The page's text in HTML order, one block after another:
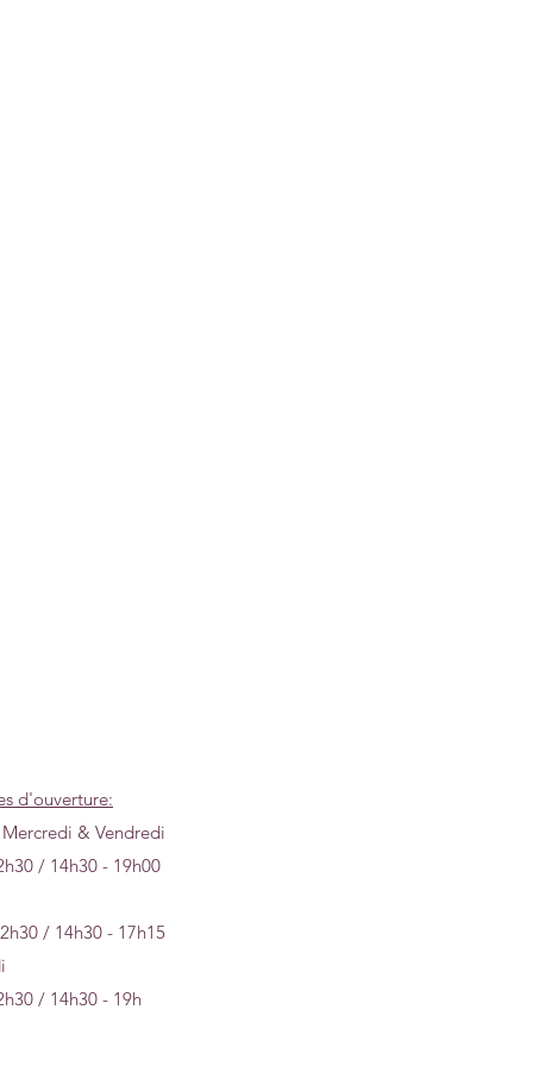
d'ouverture:
& Vendredi
/ 14h30 - 19h00
/ 14h30 - 17h15
/ 14h30 - 19h